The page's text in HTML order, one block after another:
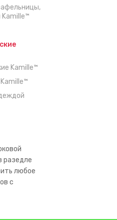
Kamille™
разедле
любое
с